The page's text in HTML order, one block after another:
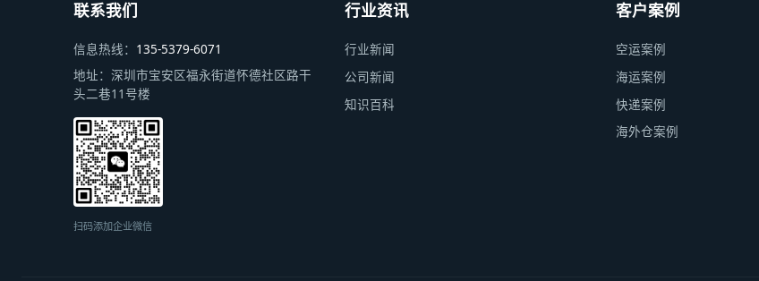
联系我们
信息热线： 135-5379-6071
地址： 深圳市宝安区福永街道怀德社区路干
头二巷11号楼
扫码添加企业微信
行业资讯
行业新闻
公司新闻
知识百科
客户案例
空运案例
海运案例
快递案例
海外仓案例